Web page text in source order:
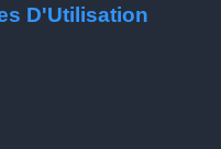
D'Utilisation